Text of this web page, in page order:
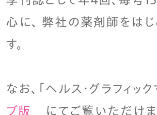
心に、 弊社の薬剤師をは
す。
なお、「ヘルス・グラフィ
ブ版
にてご覧いただけま